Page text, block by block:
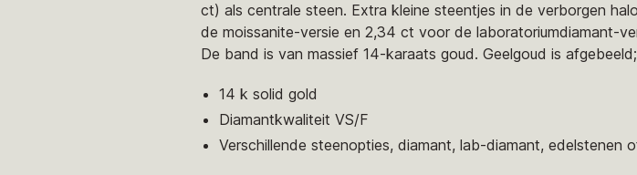
ct) als centrale steen. Extra kleine steentjes in de verborgen
de moissanite-versie en 2,34 ct voor de laboratoriumdiamant-
De band is van massief 14-karaats goud. Geelgoud is
14 k solid gold
Diamantkwaliteit VS/F
Verschillende steenopties, diamant, lab-diamant, edelstenen